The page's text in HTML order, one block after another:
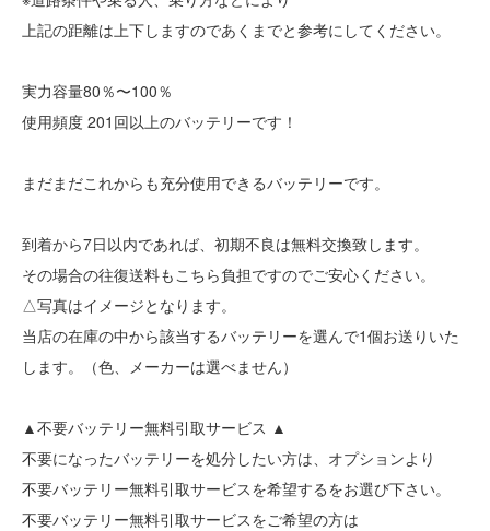
上記の距離は上下しますのであくまでと参考にしてください。
実力容量80％〜100％
使用頻度 201回以上のバッテリーです！
まだまだこれからも充分使用できるバッテリーです。
到着から7日以内であれば、初期不良は無料交換致します。
その場合の往復送料もこちら負担ですのでご安心ください。
△写真はイメージとなります。
当店の在庫の中から該当するバッテリーを選んで1個お送りいた
します。（色、メーカーは選べません）
▲不要バッテリー無料引取サービス ▲
不要になったバッテリーを処分したい方は、オプションより
不要バッテリー無料引取サービスを希望するをお選び下さい。
不要バッテリー無料引取サービスをご希望の方は